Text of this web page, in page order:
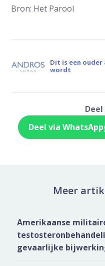
Bron: Het Parool
Dit is een
wordt
Deel via WhatsApp
Deel dit
Meer
Amerikaanse
gevaarlijke